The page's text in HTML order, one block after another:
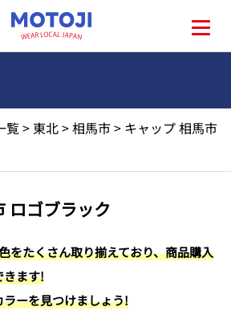
地元一覧
お問い合わせ
覧> 東北>相馬市> キャップ 相馬市
ロゴブラック
をたくさん取り揃えており、商品購入
きます!
ーを見つけましょう!